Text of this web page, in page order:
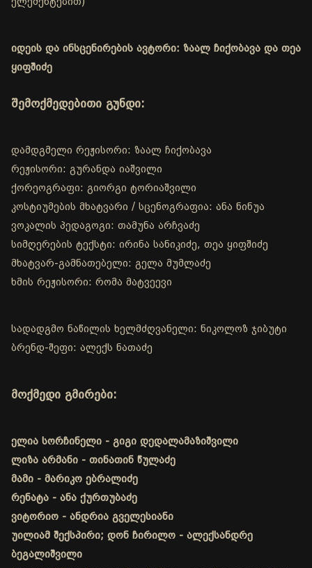
ელემენტებით)
იდეის და ინსცენირების ავტორი: ზაალ ჩიქობავა და თეა
ყიფშიძე
შემოქმედებითი გუნდი:
დამდგმელი რეჟისორი: ზაალ ჩიქობავა
რეჟისორი: გურანდა იაშვილი
ქორეოგრაფი: გიორგი ტორიაშვილი
კოსტიუმების მხატვარი / სცენოგრაფია: ანა ნინუა
ვოკალის პედაგოგი: თამუნა არჩვაძე
სიმღერების ტექსტი: ირინა სანიკიძე, თეა ყიფშიძე
მხატვარ-გამნათებელი: გელა მუმლაძე
ხმის რეჟისორი: რომა მატვეევი
სადადგმო ნაწილის ხელმძღვანელი: ნიკოლოზ ჯიბუტი
ბრენდ-შეფი: ალექს ნათაძე
მოქმედი გმირები:
ელია სორჩინელი - გიგი დედალამაზიშვილი
ლიზა არმანი - თინათინ წულაძე
მამი - მარიკო ებრალიძე
რენატა - ანა ქურთუბაძე
ვიტორიო - ანდრია გველესიანი
უილიამ შექსპირი; დონ ჩირილო - ალექსანდრე
ბეგალიშვილი